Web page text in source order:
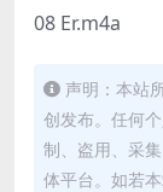
08 Er.m4a
声明：本站
创发布。任何
制、盗用、采
体平台。如若